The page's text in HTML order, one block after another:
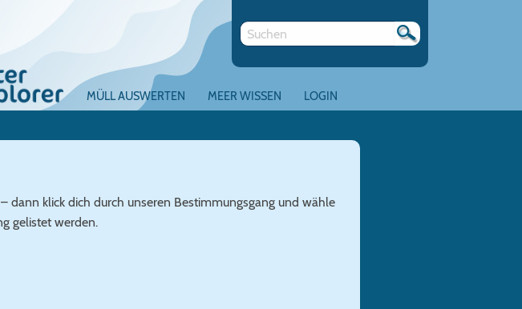
MÜLL AUSWERTEN MEER WISSEN LOGIN
klick dich durch unseren Bestimmungsgang und wähle
gelistet werden.